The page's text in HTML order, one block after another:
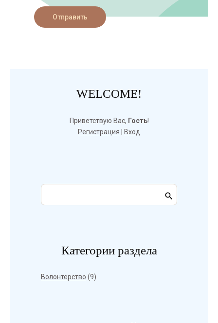
Отправить
WELCOME!
Приветствую Вас, Гость!
Регистрация
Вход
Категории раздела
Волонтерство (9)